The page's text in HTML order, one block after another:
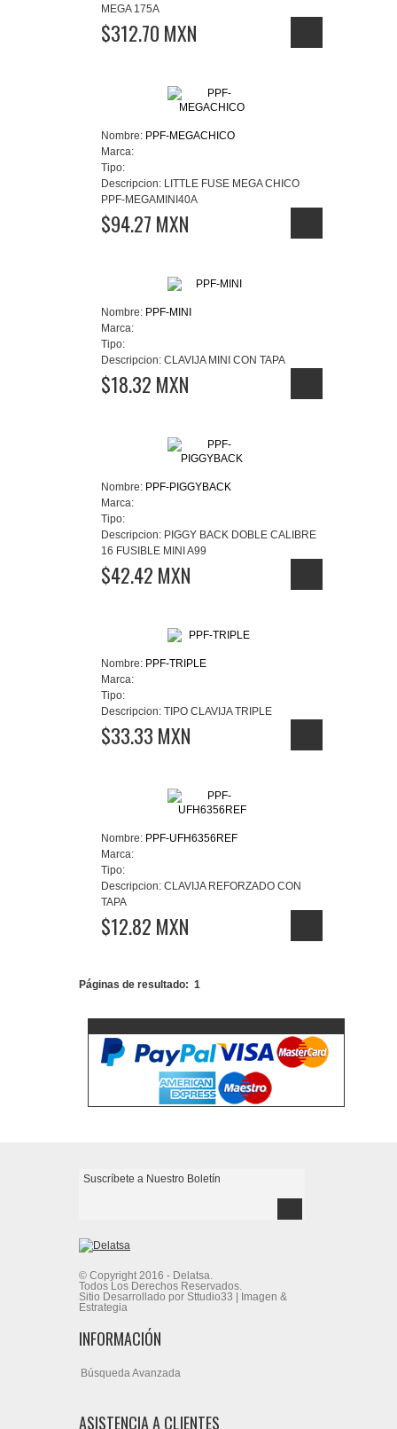
MEGA 175A
$312.70 MXN
Nombre: PPF-MEGACHICO
Marca:
Tipo:
Descripcion: LITTLE FUSE MEGA CHICO
PPF-MEGAMINI40A
$94.27 MXN
Nombre: PPF-MINI
Marca:
Tipo:
Descripcion: CLAVIJA MINI CON TAPA
$18.32 MXN
Nombre: PPF-PIGGYBACK
Marca:
Tipo:
Descripcion: PIGGY BACK DOBLE CALIBRE
16 FUSIBLE MINI A99
$42.42 MXN
Nombre: PPF-TRIPLE
Marca:
Tipo:
Descripcion: TIPO CLAVIJA TRIPLE
$33.33 MXN
Nombre: PPF-UFH6356REF
Marca:
Tipo:
Descripcion: CLAVIJA REFORZADO CON
TAPA
$12.82 MXN
Páginas de resultado: 1
© Copyright 2016 - Delatsa.
Todos Los Derechos Reservados.
Sitio Desarrollado por Sttudio33 | Imagen &
Estrategia
INFORMACIÓN
Búsqueda Avanzada
ASISTENCIA A CLIENTES